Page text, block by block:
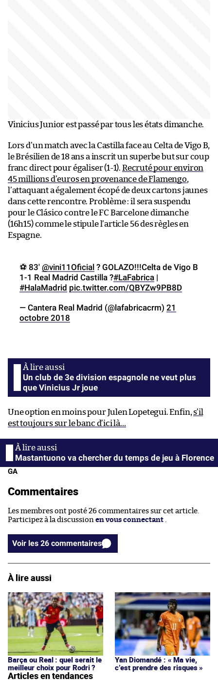
Vinicius Junior est passé par tous les états dimanche.
Lors d’un match avec la Castilla face au Celta de Vigo B,
le Brésilien de 18 ans a inscrit un superbe but sur coup
franc direct pour égaliser (1-1). Recruté pour environ
45 millions d’euros en provenance de Flamengo,
l’attaquant a également écopé de deux cartons jaunes
dans cette rencontre. Problème : il sera suspendu
pour le Clásico contre le FC Barcelone dimanche
(16h15) comme le stipule l’article 56 des règles en
Espagne.
⚽ 83′ @vini11Oficial ? GOLAZO!!!Celta de Vigo B
1-1 Real Madrid Castilla ?#LaFabrica |
#HalaMadrid pic.twitter.com/QBYZw9PB8D
— Cantera Real Madrid (@lafabricacrm) 21
octobre 2018
Un club de 3e division espagnole ne veut plus
que Vinicius Jr joue
Une option en moins pour Julen Lopetegui. Enfin, s’il
est toujours sur le banc d’ici là…
Mastantuono va chercher du temps de jeu à Florence
GA
Commentaires
Les membres ont posté 26 commentaires sur cet article.
Participez à la discussion en vous connectant .
Voir les 26 commentaires
À lire aussi
Barça ou Real : quel serait le
meilleur choix pour Rodri ?
Yan Diomandé : « Ma vie,
c’est prendre des risques »
Articles en tendances